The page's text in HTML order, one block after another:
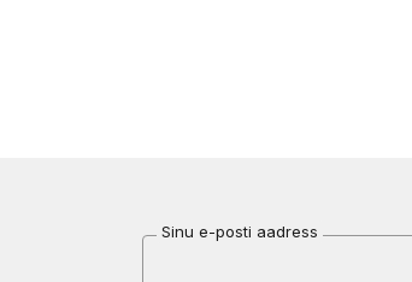
Sinu e-posti aadress